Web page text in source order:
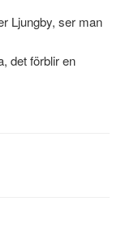
Ljungby, ser man
det förblir en